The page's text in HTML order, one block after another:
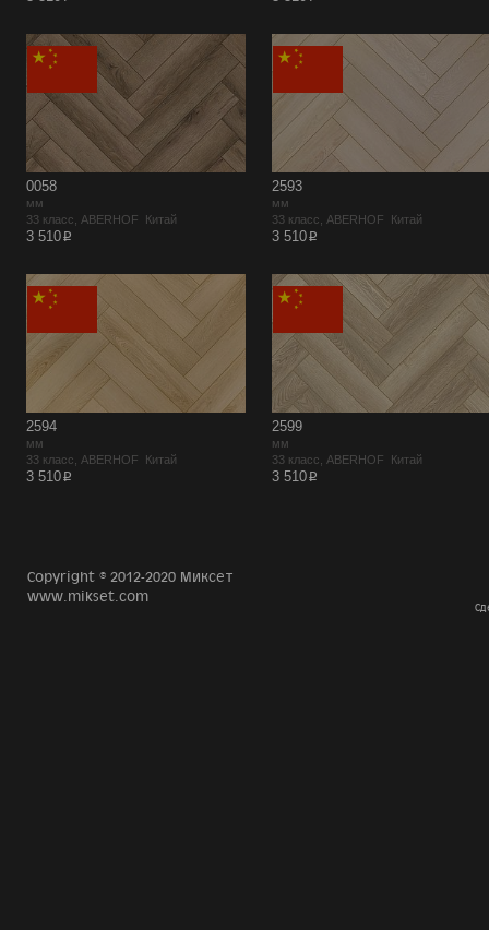
0058
мм
33 класс, ABERHOF Китай
3 510p
2593
мм
33 класс, ABERHOF Китай
3 510p
2594
мм
33 класс, ABERHOF Китай
3 510p
2599
мм
33 класс, ABERHOF Китай
3 510p
Copyright © 2012-2020 Миксет
www.mikset.com